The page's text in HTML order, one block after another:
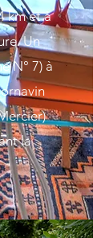
km et à
Un
N° 7) à
la